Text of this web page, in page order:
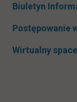
Biuletyn
Postępowanie
Wirtualny